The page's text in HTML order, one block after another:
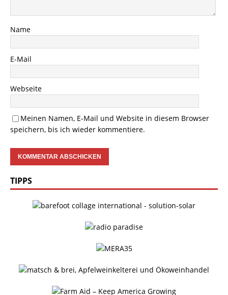
Name
E-Mail
Webseite
Meinen Namen, E-Mail und Website in diesem Browser
speichern, bis ich wieder kommentiere.
TIPPS